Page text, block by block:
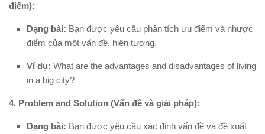
điểm):
Dạng bài: Bạn được yêu cầu phân tích ưu điểm và nhược
điểm của một vấn đề, hiện tượng.
Ví dụ: What are the advantages and disadvantages of living
in a big city?
4. Problem and Solution (Vấn đề và giải pháp):
Dạng bài: Bạn được yêu cầu xác định vấn đề và đề xuất